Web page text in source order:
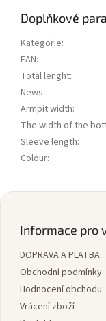
Doplňkové
Kategorie:
EAN:
Total lenght:
News:
Armpit width:
The width of the
Sleeve length:
Colour:
Z
Informace pro
DOPRAVA A PLATBA
Obchodní podmínky
Hodnocení obchodu
Vrácení zboží